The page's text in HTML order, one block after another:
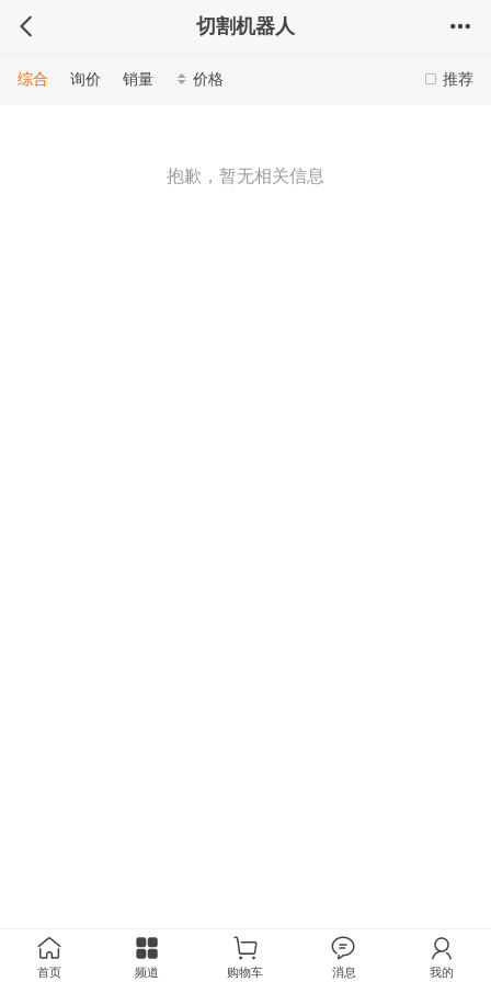
切割机器人
推荐
综合 询价 销量 价格
抱歉，暂无相关信息
首页 频道 购物车 消息 我的